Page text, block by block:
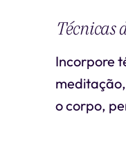
Técnicas
Incorpore
o corpo,